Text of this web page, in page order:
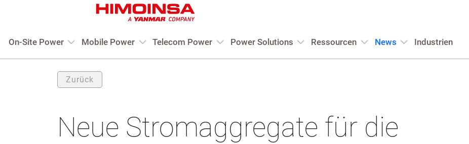
On-Site Power Mobile Power Telecom Power Power Solutions Ressourcen News Industrien
Zurück
Neue Stromaggregate für die